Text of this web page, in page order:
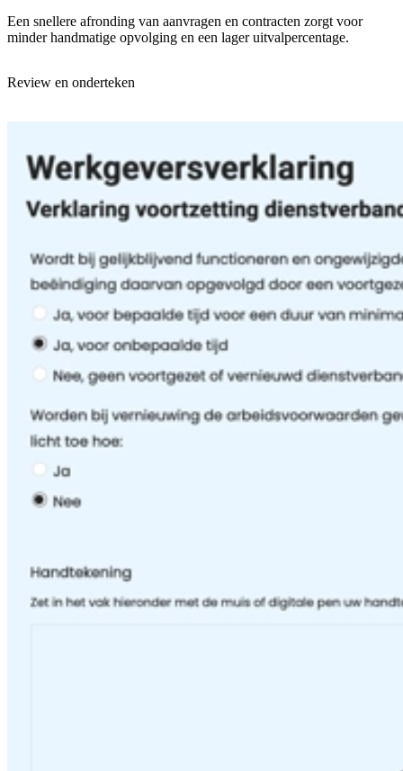
Een snellere afronding van aanvragen en contracten zorgt voor
minder handmatige opvolging en een lager uitvalpercentage.
Review en onderteken